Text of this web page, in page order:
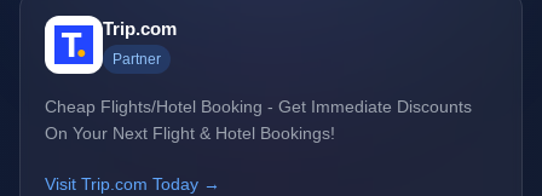
Trip.com
Partner
Cheap Flights/Hotel Booking - Get Immediate Discounts
On Your Next Flight & Hotel Bookings!
Visit Trip.com Today →